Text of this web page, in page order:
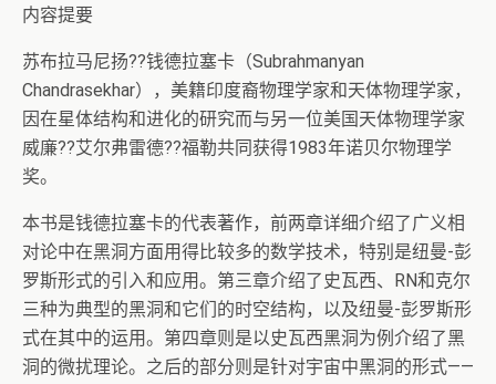
内容提要
苏布拉马尼扬??钱德拉塞卡（Subrahmanyan
Chandrasekhar），美籍印度裔物理学家和天体物理学家，
因在星体结构和进化的研究而与另一位美国天体物理学家
威廉??艾尔弗雷德??福勒共同获得1983年诺贝尔物理学
奖。
本书是钱德拉塞卡的代表著作，前两章详细介绍了广义相
对论中在黑洞方面用得比较多的数学技术，特别是纽曼-彭
罗斯形式的引入和应用。第三章介绍了史瓦西、RN和克尔
三种为典型的黑洞和它们的时空结构，以及纽曼-彭罗斯形
式在其中的运用。第四章则是以史瓦西黑洞为例介绍了黑
洞的微扰理论。之后的部分则是针对宇宙中黑洞的形式——